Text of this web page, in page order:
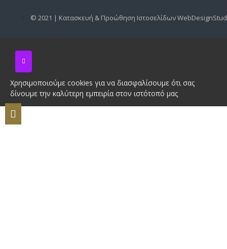
© 2021 | Κατασκευή & Προώθηση Ιστοσελίδων
Χρησιμοποιούμε cookies για να διασφαλίσουμε ότι σας
δίνουμε την καλύτερη εμπειρία στον ιστότοπό μας